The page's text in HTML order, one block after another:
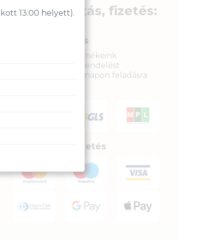
Szállítás, fizetés:
Gyors kiszállítás
Raktáron lévő termékeink
legkésőbb a megrendelést
követkető munkanapon feladásra
Biztonságos fizetés
13:00 helyett).